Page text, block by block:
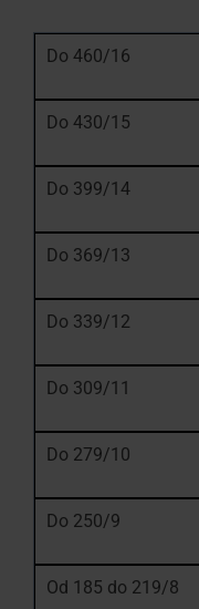
Do 460/16
Do 430/15
Do 399/14
Do 369/13
Do 339/12
Do 309/11
Do 279/10
Do 250/9
Od 185 do 219/8